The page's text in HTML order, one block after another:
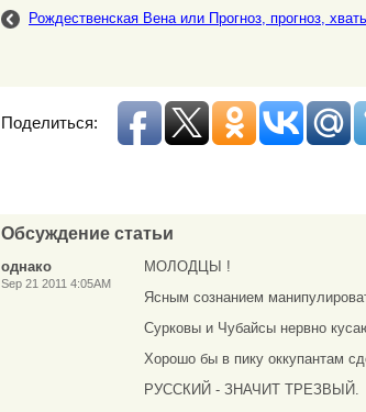
Рождественская Вена или Прогноз, прогноз,
Поделиться:
Обсуждение статьи
однако
Sep 21 2011 4:05AM
МОЛОДЦЫ !
Ясным сознанием
Сурковы и Чубайсы нервно
Хорошо бы в пику оккупантам
РУССКИЙ - ЗНАЧИТ ТРЕЗВЫЙ.